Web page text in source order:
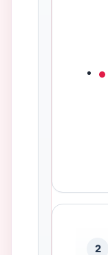
2